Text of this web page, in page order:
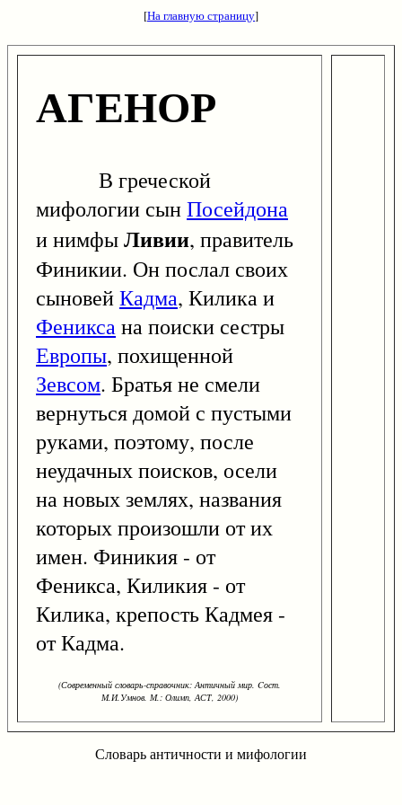
[На главную страницу]
АГЕНОР
В греческой
мифологии сынПосейдона
и нимфыЛивии, правитель
Финикии. Он послал своих
сыновейКадма, Килика и
Фениксана поиски сестры
Европы, похищенной
Зевсом. Братья не смели
вернуться домой с пустыми
руками, поэтому, после
неудачных поисков, осели
на новых землях, названия
которых произошли от их
имен. Финикия - от
Феникса, Киликия - от
Килика, крепость Кадмея -
от Кадма.
(Современный словарь-справочник: Античный мир. Cост.
М.И.Умнов. М.: Олимп, АСТ, 2000)
Словарь античности и мифологии